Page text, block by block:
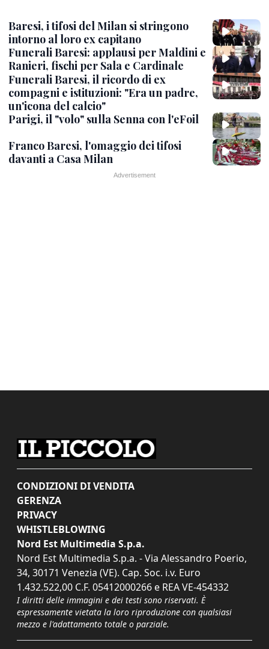
Baresi, i tifosi del Milan si stringono
intorno al loro ex capitano
Funerali Baresi: applausi per Maldini e
Ranieri, fischi per Sala e Cardinale
Funerali Baresi, il ricordo di ex
compagni e istituzioni: "Era un padre,
un'icona del calcio"
Parigi, il "volo" sulla Senna con l'eFoil
Franco Baresi, l'omaggio dei tifosi
davanti a Casa Milan
CONDIZIONI DI VENDITA
GERENZA
PRIVACY
WHISTLEBLOWING
Nord Est Multimedia S.p.a.
Nord Est Multimedia S.p.a. - Via Alessandro Poerio,
34, 30171 Venezia (VE). Cap. Soc. i.v. Euro
1.432.522,00 C.F. 05412000266 e REA VE-454332
I diritti delle immagini e dei testi sono riservati. È
espressamente vietata la loro riproduzione con qualsiasi
mezzo e l'adattamento totale o parziale.